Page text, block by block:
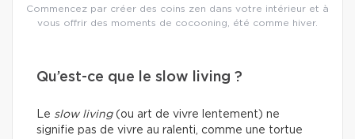
Commencez par créer des coins zen dans votre intérieur et à
vous offrir des moments de cocooning, été comme hiver.
Qu’est-ce que le slow living ?
Le slow living(ou art de vivre lentement) ne
signifie pas de vivre au ralenti, comme une tortue